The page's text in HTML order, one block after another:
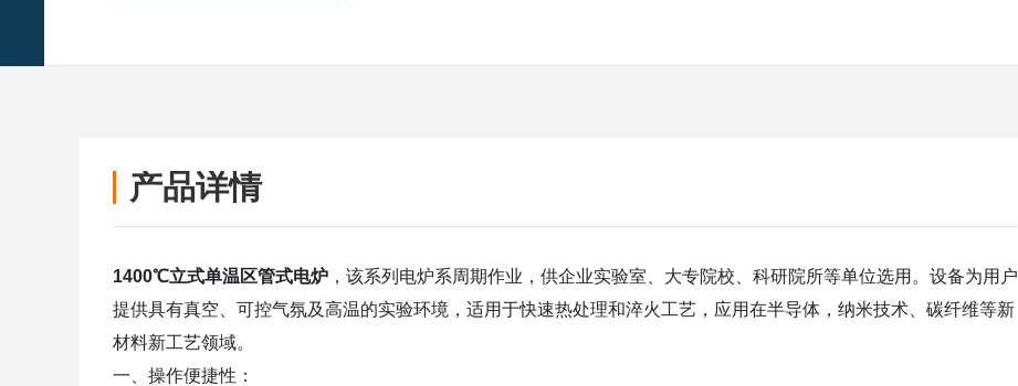
产品详情
1400℃立式单温区管式电炉 ，该系列电炉系周期作业，供企业实验室、大专院校、科研院所等单位选用。设备为用户
提供具有真空、可控气氛及高温的实验环境，适用于快速热处理和淬火工艺，应用在半导体，纳米技术、碳纤维等新
材料新工艺领域。
一、操作便捷性：